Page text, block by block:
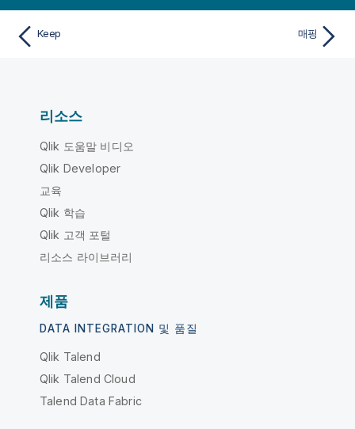
Keep 매핑
리소스
Qlik 도움말 비디오
Qlik Developer
교육
Qlik 학습
Qlik 고객 포털
리소스 라이브러리
제품
DATA INTEGRATION 및 품질
Qlik Talend
Qlik Talend Cloud
Talend Data Fabric